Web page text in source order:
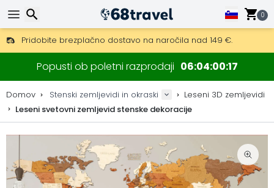
0
Pridobite brezplačno dostavo na naročila nad 149 €.
Na voljo je tudi DHL Express čez noč.
30 dni za vračilo, 90 dni za lesene zemljevide in dekoracije.
Originalni proizvajalec zemljevidov in dekoracij.
Popusti ob poletni razprodaji 06040015
Domov Stenski zemljevidi in okraski
Leseni 3D zemljevidi
Leseni svetovni zemljevid stenske dekoracije
Iskanje
Iskanje